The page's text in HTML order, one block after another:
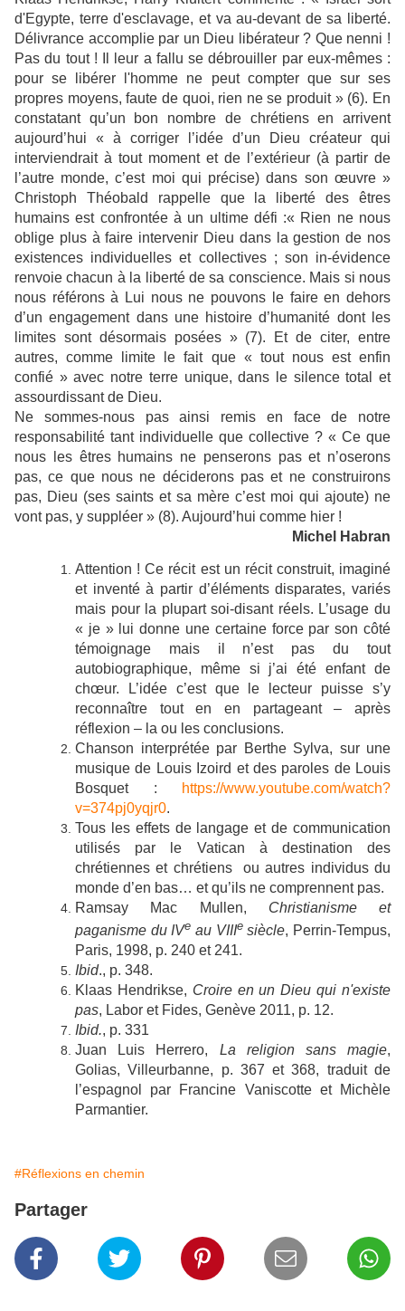
d'Egypte, terre d'esclavage, et va au-devant de sa liberté.
Délivrance accomplie par un Dieu libérateur ? Que nenni !
Pas du tout ! Il leur a fallu se débrouiller par eux-mêmes :
pour se libérer l'homme ne peut compter que sur ses
propres moyens, faute de quoi, rien ne se produit » (6). En
constatant qu’un bon nombre de chrétiens en arrivent
aujourd’hui « à corriger l’idée d’un Dieu créateur qui
interviendrait à tout moment et de l’extérieur (à partir de
l’autre monde, c’est moi qui précise) dans son œuvre »
Christoph Théobald rappelle que la liberté des êtres
humains est confrontée à un ultime défi :« Rien ne nous
oblige plus à faire intervenir Dieu dans la gestion de nos
existences individuelles et collectives ; son in-évidence
renvoie chacun à la liberté de sa conscience. Mais si nous
nous référons à Lui nous ne pouvons le faire en dehors
d’un engagement dans une histoire d’humanité dont les
limites sont désormais posées » (7). Et de citer, entre
autres, comme limite le fait que « tout nous est enfin
confié » avec notre terre unique, dans le silence total et
assourdissant de Dieu.
Ne sommes-nous pas ainsi remis en face de notre
responsabilité tant individuelle que collective ? « Ce que
nous les êtres humains ne penserons pas et n’oserons
pas, ce que nous ne déciderons pas et ne construirons
pas, Dieu (ses saints et sa mère c’est moi qui ajoute) ne
vont pas, y suppléer » (8). Aujourd’hui comme hier !
Michel Habran
Attention ! Ce récit est un récit construit, imaginé
et inventé à partir d’éléments disparates, variés
mais pour la plupart soi-disant réels. L’usage du
« je » lui donne une certaine force par son côté
témoignage mais il n’est pas du tout
autobiographique, même si j’ai été enfant de
chœur. L’idée c’est que le lecteur puisse s’y
reconnaître tout en en partageant – après
réflexion – la ou les conclusions.
Chanson interprétée par Berthe Sylva, sur une
musique de Louis Izoird et des paroles de Louis
Bosquet :
https://www.youtube.com/watch?
v=374pj0yqjr0.
Tous les effets de langage et de communication
utilisés par le Vatican à destination des
chrétiennes et chrétiens ou autres individus du
monde d’en bas… et qu’ils ne comprennent pas.
Ramsay Mac Mullen, Christianisme et
paganisme du IVe au VIIIesiècle, Perrin-Tempus,
Paris, 1998, p. 240 et 241.
Ibid., p. 348.
Klaas Hendrikse, Croire en un Dieu qui n'existe
pas, Labor et Fides, Genève 2011, p. 12.
Ibid., p. 331
Juan Luis Herrero, La religion sans magie,
Golias, Villeurbanne, p. 367 et 368, traduit de
l’espagnol par Francine Vaniscotte et Michèle
Parmantier.
#Réflexions en chemin
Partager